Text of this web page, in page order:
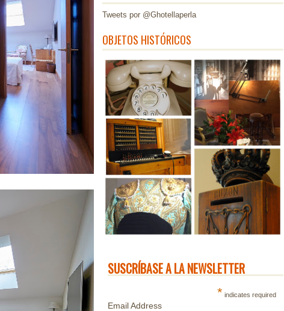
Tweets por @Ghotellaperla
OBJETOS HISTÓRICOS
SUSCRÍBASE A LA NEWSLETTER
* indicates required
Email Address